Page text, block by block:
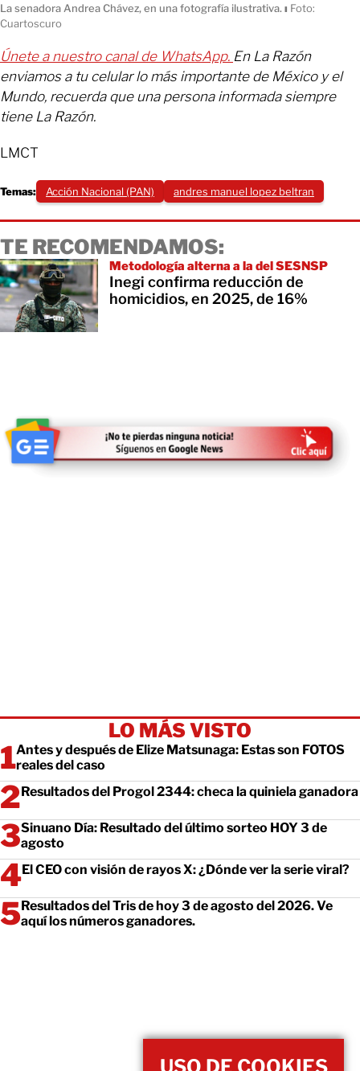
La senadora Andrea Chávez, en una fotografía ilustrativa. ı Foto:
Cuartoscuro
Únete a nuestro canal de WhatsApp. En La Razón
enviamos a tu celular lo más importante de México y el
Mundo, recuerda que una persona informada siempre
tiene La Razón.
LMCT
Temas: Acción Nacional (PAN) andres manuel lopez beltran
TE RECOMENDAMOS:
Metodología alterna a la del SESNSP
Inegi confirma reducción de
homicidios, en 2025, de 16%
LO MÁS VISTO
Antes y después de Elize Matsunaga: Estas son FOTOS
reales del caso
Resultados del Progol 2344: checa la quiniela ganadora
Sinuano Día: Resultado del último sorteo HOY 3 de
agosto
El CEO con visión de rayos X: ¿Dónde ver la serie viral?
Resultados del Tris de hoy 3 de agosto del 2026. Ve
aquí los números ganadores.